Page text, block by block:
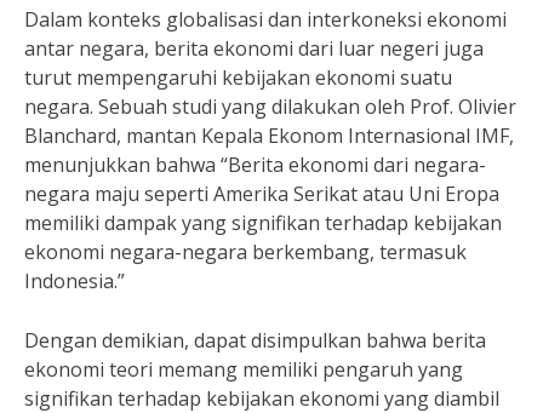
Dalam konteks globalisasi dan interkoneksi ekonomi
antar negara, berita ekonomi dari luar negeri juga
turut mempengaruhi kebijakan ekonomi suatu
negara. Sebuah studi yang dilakukan oleh Prof. Olivier
Blanchard, mantan Kepala Ekonom Internasional IMF,
menunjukkan bahwa “Berita ekonomi dari negara-
negara maju seperti Amerika Serikat atau Uni Eropa
memiliki dampak yang signifikan terhadap kebijakan
ekonomi negara-negara berkembang, termasuk
Indonesia.”
Dengan demikian, dapat disimpulkan bahwa berita
ekonomi teori memang memiliki pengaruh yang
signifikan terhadap kebijakan ekonomi yang diambil